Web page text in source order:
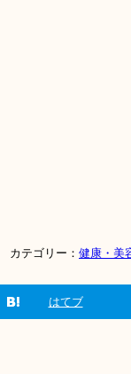
カテゴリー： 健康・美
はてブ